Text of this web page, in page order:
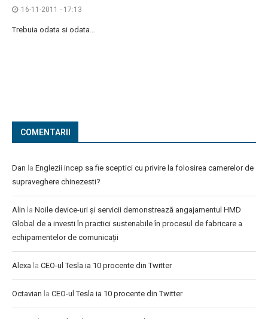
16-11-2011 - 17:13
Trebuia odata si odata…
COMENTARII
Dan la Englezii incep sa fie sceptici cu privire la folosirea camerelor de
supraveghere chinezesti?
Alin la Noile device-uri și servicii demonstrează angajamentul HMD
Global de a investi în practici sustenabile în procesul de fabricare a
echipamentelor de comunicații
Alexa la CEO-ul Tesla ia 10 procente din Twitter
Octavian la CEO-ul Tesla ia 10 procente din Twitter